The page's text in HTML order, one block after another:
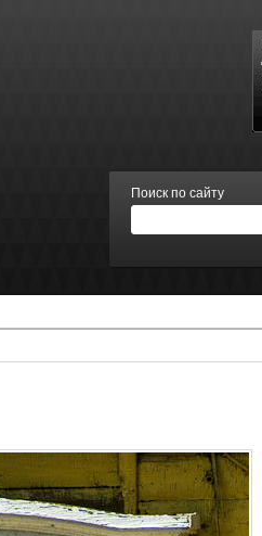
Поиск по сайту